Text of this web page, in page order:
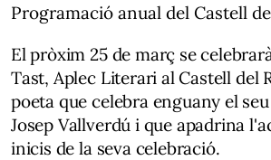
Programació anual del Castell
El pròxim 25 de març se
Tast, Aplec Literari al Castell del
poeta que celebra enguany el
Josep Vallverdú i que apadrina
inicis de la seva celebració.